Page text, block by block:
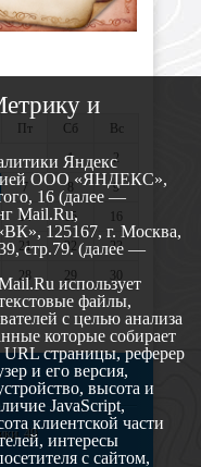
Пт Сб
Вс
1
2
7 8
9
14 15
16
21 22
23
28 29
30
49
и
Яндекс
ООО «ЯНДЕКС»,
16 (далее —
Mail.Ru,
125167, г. Москва,
стр.79. (далее —
использует
файлы,
с целью анализа
которые собирает
страницы, реферер
и его версия,
высота и
JavaScript,
клиентской части
интересы
с сайтом,